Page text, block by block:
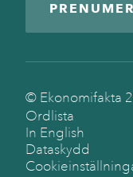
© Ekonomifakta
Ordlista
In English
Dataskydd